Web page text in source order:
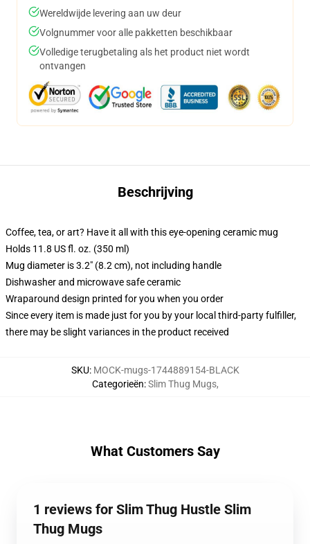
Wereldwijde levering aan uw deur
Volgnummer voor alle pakketten beschikbaar
Volledige terugbetaling als het product niet wordt
ontvangen
Beschrijving
Coffee, tea, or art? Have it all with this eye-opening ceramic mug
Holds 11.8 US fl. oz. (350 ml)
Mug diameter is 3.2" (8.2 cm), not including handle
Dishwasher and microwave safe ceramic
Wraparound design printed for you when you order
Since every item is made just for you by your local third-party fulfiller,
there may be slight variances in the product received
SKU: MOCK-mugs-1744889154-BLACK
Categorieën:Slim Thug Mugs,
What Customers Say
1 reviews for Slim Thug Hustle Slim
Thug Mugs